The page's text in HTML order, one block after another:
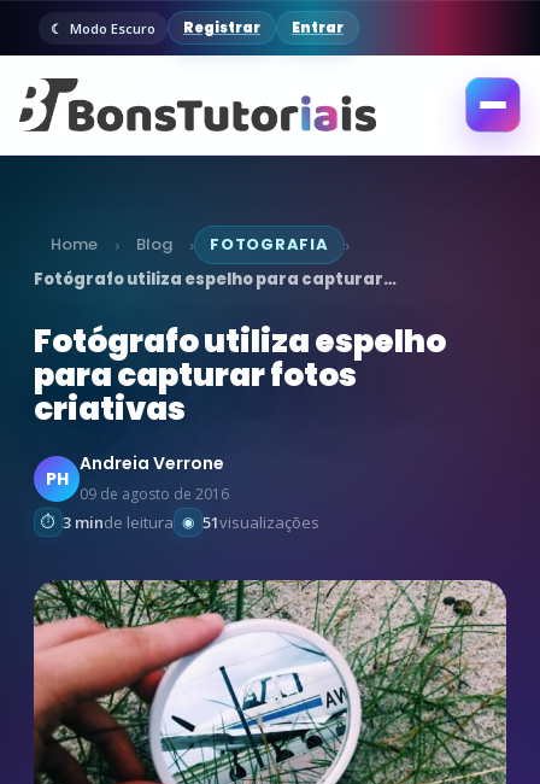
Modo Escuro Registrar Entrar
Abrir
Home › Blog › FOTOGRAFIA ›
Fotógrafo utiliza espelho para capturar…
Fotógrafo utiliza espelho
para capturar fotos
criativas
PH
Andreia Verrone
09 de agosto de 2016
3 minde leitura 51visualizações